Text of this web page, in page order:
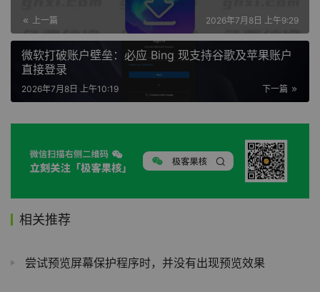
上一篇 2026年7月8日 上午9:29
微软打破账户壁垒：必应 Bing 现支持谷歌及苹果账户
直接登录
下一篇
2026年7月8日 上午10:19
相关推荐
尝试预览屏幕保护程序时，并没有出现预览效果